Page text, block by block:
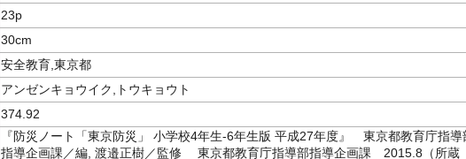
23p
30cm
安全教育,東京都
アンゼンキョウイク,トウキョウト
374.92
『防災ノート「東京防災」 小学校4年生-6年生版 平成27年度』 東京都教育庁指導
指導企画課／編, 渡邉正樹／監修 東京都教育庁指導部指導企画課 2015.8（所蔵